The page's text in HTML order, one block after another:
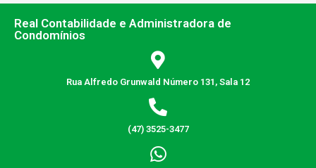
Real Contabilidade e Administradora de
Condomínios
Rua Alfredo Grunwald Número 131, Sala 12
(47) 3525-3477